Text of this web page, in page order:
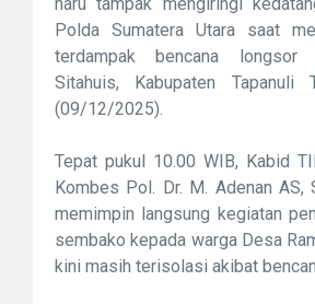
Polda Sumatera Utara saat
terdampak bencana longsor
Sitahuis, Kabupaten Tapanuli
(09/12/2025).
Tepat pukul 10.00 WIB, Kabid
Kombes Pol. Dr. M. Adenan AS,
memimpin langsung kegiatan
sembako kepada warga Desa
kini masih terisolasi akibat